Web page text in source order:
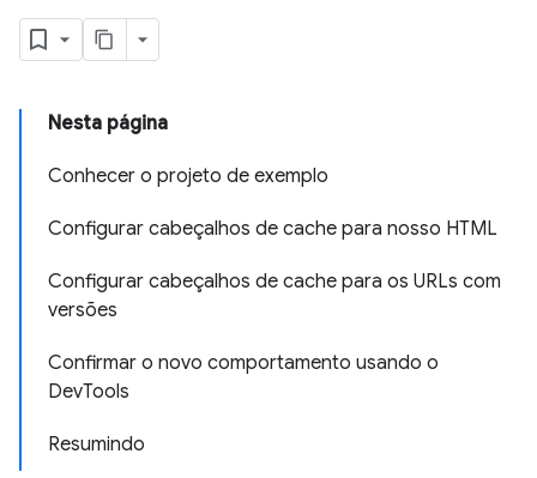
Nesta página
Conhecer o projeto de exemplo
Configurar cabeçalhos de cache para nosso HTML
Configurar cabeçalhos de cache para os URLs com
versões
Confirmar o novo comportamento usando o
DevTools
Resumindo